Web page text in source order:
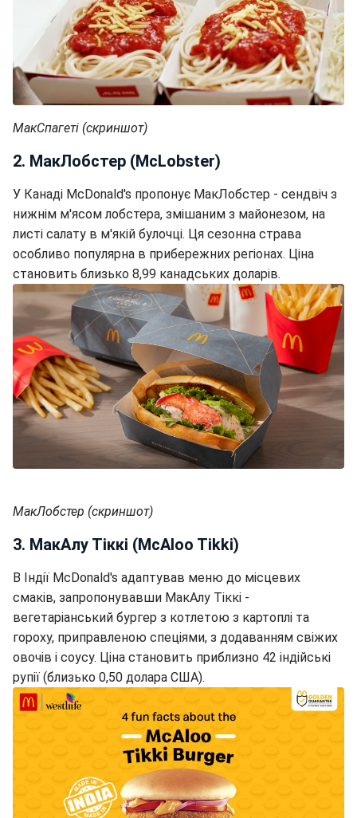
МакСпагеті (скриншот)
2. МакЛобстер (McLobster)
У Канаді McDonald's пропонує МакЛобстер - сендвіч з
нижнім м'ясом лобстера, змішаним з майонезом, на
листі салату в м'якій булочці. Ця сезонна страва
особливо популярна в прибережних регіонах. Ціна
становить близько 8,99 канадських доларів.
МакЛобстер (скриншот)
3. МакАлу Тіккі (McAloo Tikki)
В Індії McDonald's адаптував меню до місцевих
смаків, запропонувавши МакАлу Тіккі -
вегетаріанський бургер з котлетою з картоплі та
гороху, приправленою спеціями, з додаванням свіжих
овочів і соусу. Ціна становить приблизно 42 індійські
рупії (близько 0,50 долара США).